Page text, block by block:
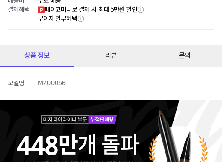
결제혜택
페이코머니로 결제 시 최대 5만원 할인
무이자 할부혜택
상품 정보 리뷰 문의
모델명 MZ00056